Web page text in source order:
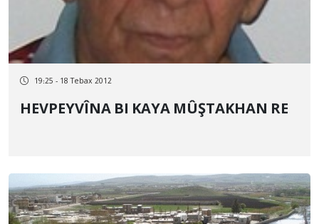
19:25 - 18 Tebax 2012
HEVPEYVÎNA BI KAYA MÛŞTAKHAN RE